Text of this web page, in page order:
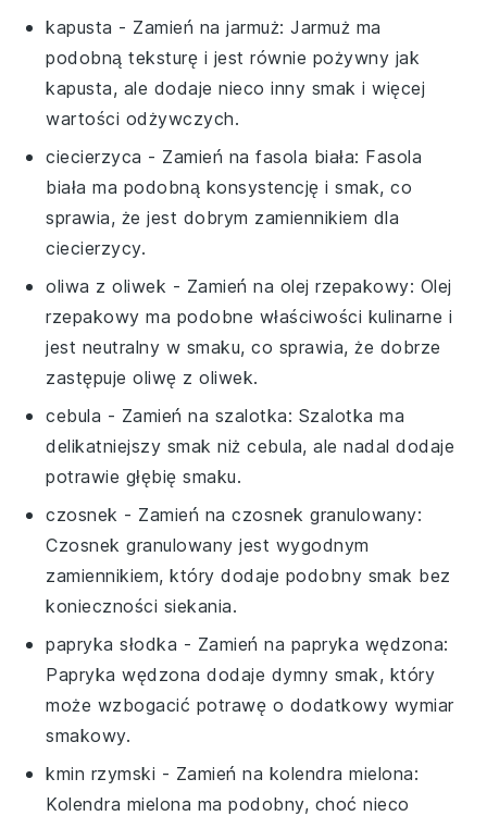
kapusta - Zamień najarmuż: Jarmuż ma
podobną teksturę i jest równie pożywny jak
kapusta, ale dodaje nieco inny smak i więcej
wartości odżywczych.
ciecierzyca - Zamień nafasola biała: Fasola
biała ma podobną konsystencję i smak, co
sprawia, że jest dobrym zamiennikiem dla
ciecierzycy.
oliwa z oliwek - Zamień na olej rzepakowy: Olej
rzepakowy ma podobne właściwości kulinarne i
jest neutralny w smaku, co sprawia, że dobrze
zastępuje oliwę z oliwek.
cebula - Zamień na szalotka: Szalotka ma
delikatniejszy smak niż cebula, ale nadal dodaje
potrawie głębię smaku.
czosnek - Zamień naczosnek granulowany:
Czosnek granulowany jest wygodnym
zamiennikiem, który dodaje podobny smak bez
konieczności siekania.
papryka słodka - Zamień na papryka wędzona:
Papryka wędzona dodaje dymny smak, który
może wzbogacić potrawę o dodatkowy wymiar
smakowy.
kmin rzymski - Zamień na kolendra mielona:
Kolendra mielona ma podobny, choć nieco